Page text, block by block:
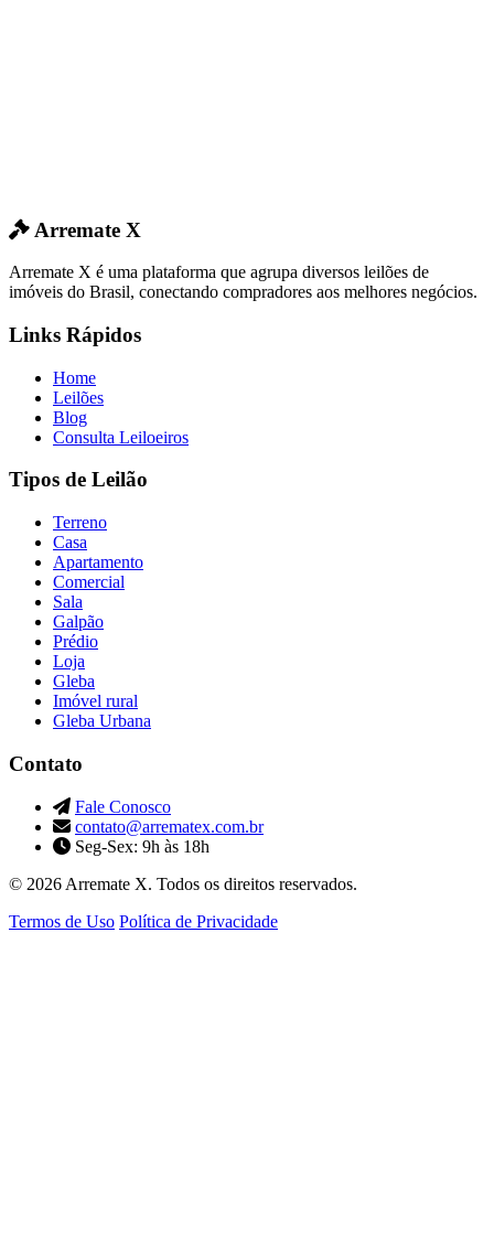
Arremate X
Arremate X é uma plataforma que agrupa diversos leilões de
imóveis do Brasil, conectando compradores aos melhores negócios.
Links Rápidos
Home
Leilões
Blog
Consulta Leiloeiros
Tipos de Leilão
Terreno
Casa
Apartamento
Comercial
Sala
Galpão
Prédio
Loja
Gleba
Imóvel rural
Gleba Urbana
Contato
Fale Conosco
contato@arrematex.com.br
Seg-Sex: 9h às 18h
© 2026 Arremate X. Todos os direitos reservados.
Termos de Uso Política de Privacidade